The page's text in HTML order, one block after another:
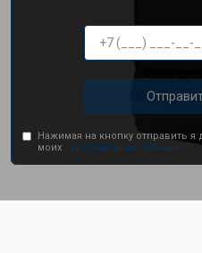
Нажимая на кнопку отправить
моих персональных данных.